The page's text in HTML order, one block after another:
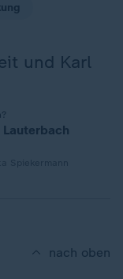
und Karl
nach oben